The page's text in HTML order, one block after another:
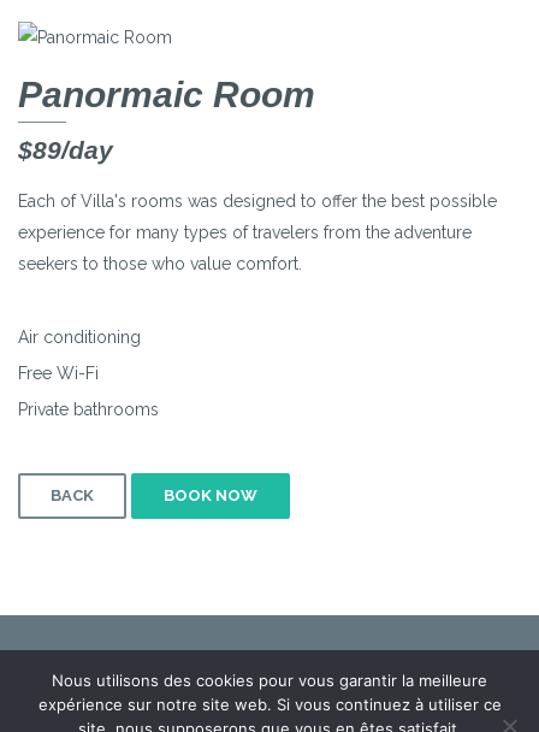
Panormaic Room
$89/day
Each of Villa's rooms was designed to offer the best possible
experience for many types of travelers from the adventure
seekers to those who value comfort.
Air conditioning
Free Wi-Fi
Private bathrooms
BACK BOOK NOW
Mentions légales
Nous utilisons des cookies pour vous garantir la meilleure
expérience sur notre site web. Si vous continuez à utiliser ce